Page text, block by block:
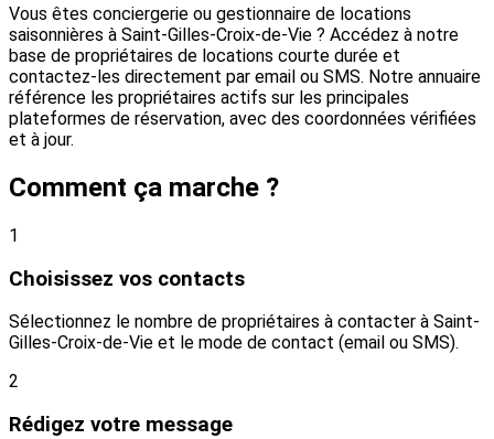
Vous êtes conciergerie ou gestionnaire de locations
saisonnières à Saint-Gilles-Croix-de-Vie ? Accédez à notre
base de propriétaires de locations courte durée et
contactez-les directement par email ou SMS. Notre annuaire
référence les propriétaires actifs sur les principales
plateformes de réservation, avec des coordonnées vérifiées
et à jour.
Comment ça marche ?
1
Choisissez vos contacts
Sélectionnez le nombre de propriétaires à contacter à Saint-
Gilles-Croix-de-Vie et le mode de contact (email ou SMS).
2
Rédigez votre message